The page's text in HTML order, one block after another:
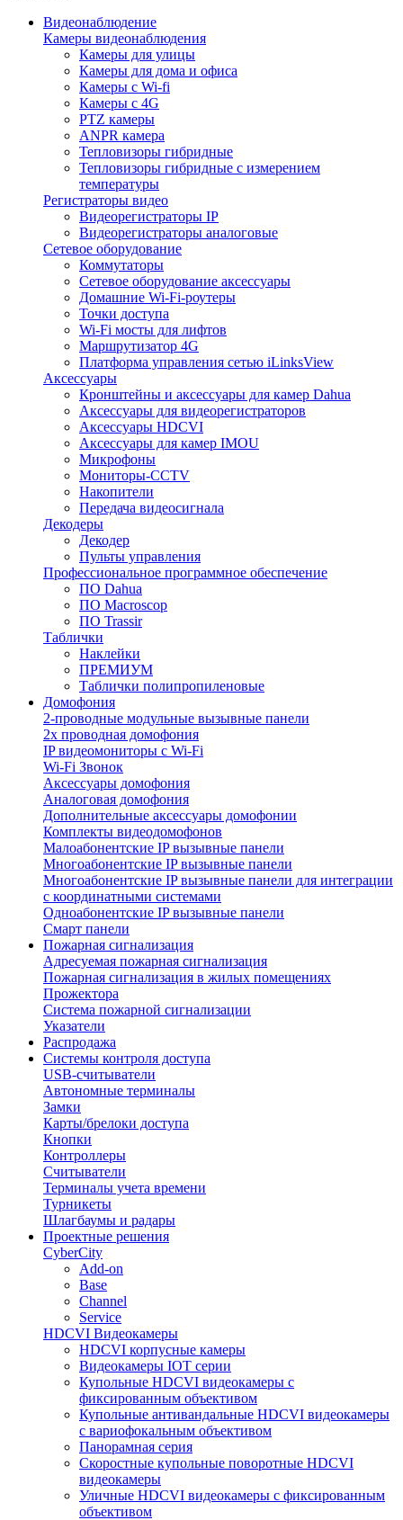
Видеонаблюдение
Камеры видеонаблюдения
Камеры для улицы
Камеры для дома и офиса
Камеры с Wi-fi
Камеры с 4G
PTZ камеры
ANPR камера
Тепловизоры гибридные
Тепловизоры гибридные c измерением
температуры
Регистраторы видео
Видеорегистраторы IP
Видеорегистраторы аналоговые
Сетевое оборудование
Коммутаторы
Сетевое оборудование аксессуары
Домашние Wi-Fi-роутеры
Точки доступа
Wi-Fi мосты для лифтов
Маршрутизатор 4G
Платформа управления сетью iLinksView
Аксессуары
Кронштейны и аксессуары для камер Dahua
Аксессуары для видеорегистраторов
Аксессуары HDCVI
Аксессуары для камер IMOU
Микрофоны
Мониторы-CCTV
Накопители
Передача видеосигнала
Декодеры
Декодер
Пульты управления
Профессиональное программное обеспечение
ПО Dahua
ПО Macroscop
ПО Trassir
Таблички
Наклейки
ПРЕМИУМ
Таблички полипропиленовые
Домофония
2-проводные модульные вызывные панели
2х проводная домофония
IP видеомониторы с Wi-Fi
Wi-Fi Звонок
Аксессуары домофония
Аналоговая домофония
Дополнительные аксессуары домофонии
Комплекты видеодомофонов
Малоабонентские IP вызывные панели
Многоабонентские IP вызывные панели
Многоабонентские IP вызывные панели для интеграции
с координатными системами
Одноабонентские IP вызывные панели
Смарт панели
Пожарная сигнализация
Адресуемая пожарная сигнализация
Пожарная сигнализация в жилых помещениях
Прожектора
Система пожарной сигнализации
Указатели
Распродажа
Системы контроля доступа
USB-считыватели
Автономные терминалы
Замки
Карты/брелоки доступа
Кнопки
Контроллеры
Считыватели
Терминалы учета времени
Турникеты
Шлагбаумы и радары
Проектные решения
CyberCity
Add-on
Base
Channel
Service
HDCVI Видеокамеры
HDCVI корпусные камеры
Видеокамеры IOT серии
Купольные HDCVI видеокамеры с
фиксированным объективом
Купольные антивандальные HDCVI видеокамеры
с вариофокальным объективом
Панорамная серия
Скоростные купольные поворотные HDCVI
видеокамеры
Уличные HDCVI видеокамеры с фиксированным
объективом